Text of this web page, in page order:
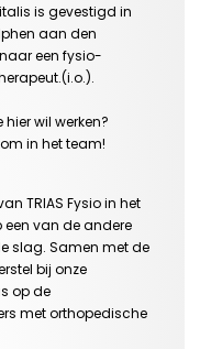
is gevestigd in
aan den
een fysio-
wil werken?
in het team!
TRIAS Fysio in het
van de andere
slag. Samen met de
bij onze
op de
met orthopedische